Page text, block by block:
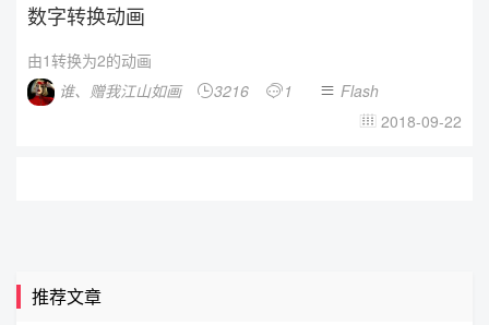
数字转换动画
由1转换为2的动画
谁、赠我江山如画
3216 1  Flash
 2018-09-22
推荐文章